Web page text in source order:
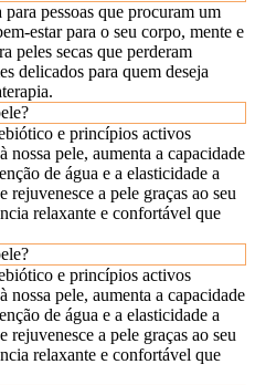
pessoas que procuram um
estar para o seu corpo, mente e
peles secas que perderam
delicados para quem deseja
e princípios activos
nossa pele, aumenta a capacidade
de água e a elasticidade a
a pele graças ao seu
relaxante e confortável que
e princípios activos
nossa pele, aumenta a capacidade
de água e a elasticidade a
a pele graças ao seu
relaxante e confortável que